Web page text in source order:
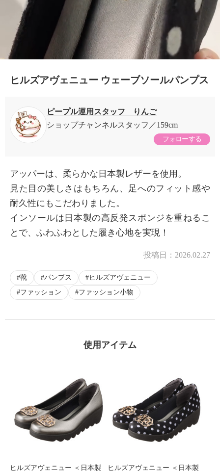
0:19/0:19
ヒルズアヴェニュー ウェーブソールパンプス
ピープル運用スタッフ りんご
ショップチャンネルスタッフ
159cm
フォローする
アッパーは、柔らかな日本製レザーを使用。
見た目の美しさはもちろん、足へのフィット感や
耐久性にもこだわりました。
インソールは日本製の高反発スポンジを重ねるこ
とで、ふわふわとした履き心地を実現！
投稿日： 2026.02.27
靴 パンプス
ヒルズアヴェニュー
ファッション
ファッション小物
使用アイテム
ヒルズアヴェニュー ＜日本製
ヒルズアヴェニュー ＜日本製